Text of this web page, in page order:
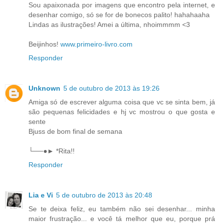
Sou apaixonada por imagens que encontro pela internet, e
desenhar comigo, só se for de bonecos palito! hahahaaha
Lindas as ilustrações! Amei a última, nhoimmmm <3
Beijinhos! www.primeiro-livro.com
Responder
Unknown 5 de outubro de 2013 às 19:26
Amiga só de escrever alguma coisa que vc se sinta bem, já
são pequenas felicidades e hj vc mostrou o que gosta e
sente
Bjuss de bom final de semana
└──●► *Rita!!
Responder
Lia e Vi 5 de outubro de 2013 às 20:48
Se te deixa feliz, eu também não sei desenhar... minha
maior frustração... e você tá melhor que eu, porque prá